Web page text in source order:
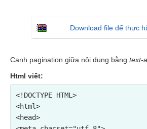
Download file để thực
Canh pagination giữa nội dung bằng text-
Html viết:
<!DOCTYPE HTML>
<html>
<head>